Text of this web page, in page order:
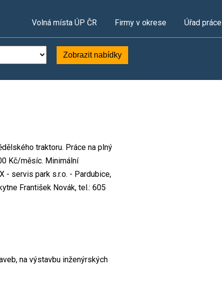
Volná místa ÚP ČR Firmy v okrese Úřad práce
Zobrazit nabídky
traktoru. Práce na plný
Kč/měsíc. Minimální
- servis park s.r.o. - Pardubice,
František Novák, tel.: 605
na výstavbu inženýrských